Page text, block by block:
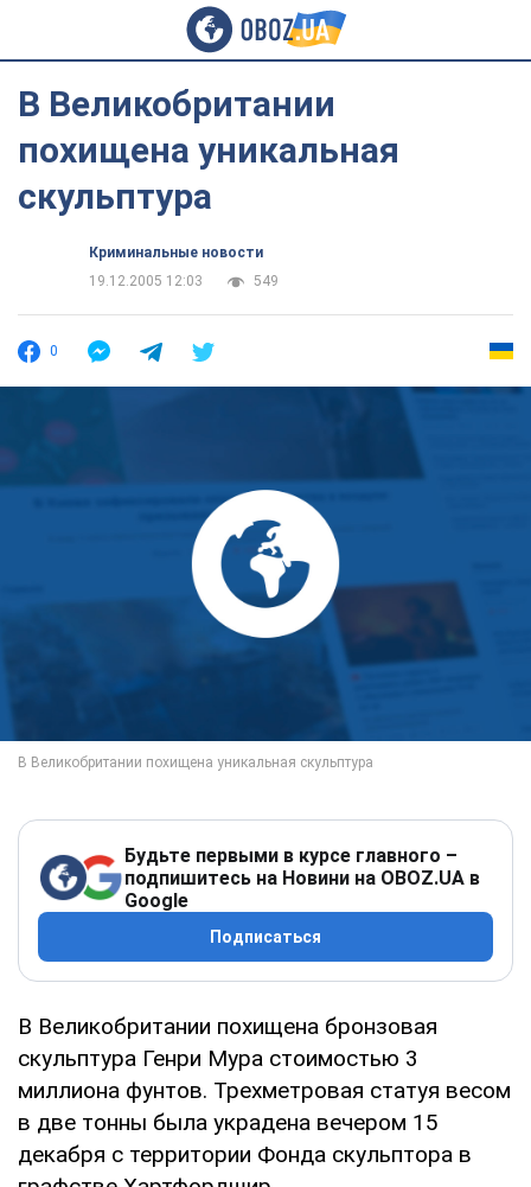
В Великобритании
похищена уникальная
скульптура
Криминальные новости
19.12.2005 12:03
549
0
Будьте первыми в курсе главного –
подпишитесь на Новини на OBOZ.UA в
Google
Подписаться
В Великобритании похищена бронзовая
скульптура Генри Мура стоимостью 3
миллиона фунтов. Трехметровая статуя весом
в две тонны была украдена вечером 15
декабря с территории Фонда скульптора в